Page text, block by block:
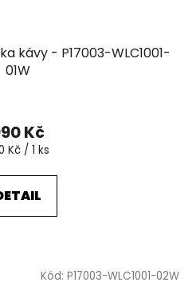
kávy - P17003-WLC1001-
01W
Kč
Kč / 1 ks
Kód: P17003-WLC1001-02W